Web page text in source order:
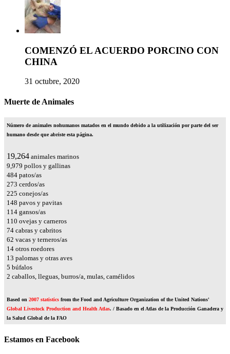
COMENZÓ EL ACUERDO PORCINO CON
CHINA
31 octubre, 2020
Muerte de Animales
Número de animales nohumanos matados en el mundo debido a la utilización por parte del ser
humano desde que abriste esta página.
22,474 animales marinos
11,642pollos y gallinas
565 patos/as
319 cerdos/as
263 conejos/as
173 pavos y pavitas
133 gansos/as
129 ovejas y carneros
86 cabras y cabritos
73 vacas y terneros/as
16 otros roedores
16 palomas y otras aves
6 búfalos
2 caballos, lleguas, burros/a, mulas, camélidos
Based on 2007 statistics from the Food and Agriculture Organization of the United Nations'
Global Livestock Production and Health Atlas. / Basado en el Atlas de la Producción Ganadera y
la Salud Global de la FAO
Estamos en Facebook